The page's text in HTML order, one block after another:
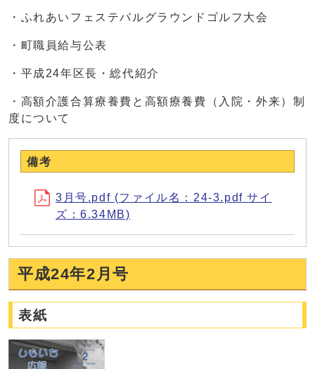
・ふれあいフェステバルグラウンドゴルフ大会
・町職員給与公表
・平成24年区長・総代紹介
・高額介護合算療養費と高額療養費（入院・外来）制
度について
備考
3月号.pdf (ファイル名：24-3.pdf サイ
ズ：6.34MB)
平成24年2月号
表紙